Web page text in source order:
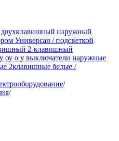
наружный
Универсал / подсветкой
2-клавишный
оу о у выключатели наружные
2клавишные белые /
/
/